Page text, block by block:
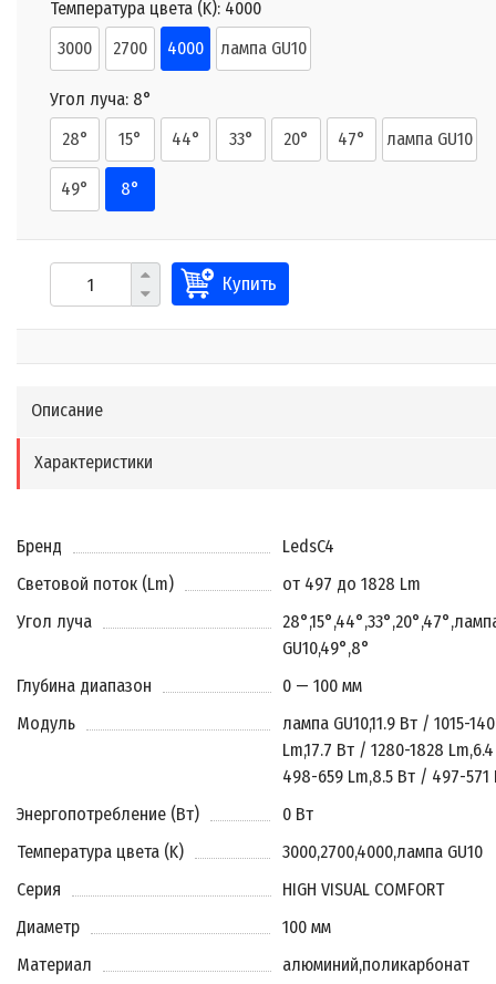
Температура цвета (K): 4000
3000
2700 4000 лампа GU10
Угол луча: 8°
28°
15° 44° 33° 20° 47° лампа GU10
49° 8°
Купить
Описание
Характеристики
Бренд
LedsC4
Световой поток (Lm)
от 497 до 1828 Lm
Угол луча
28°15°,44°,33°,20°,47°,
GU10,49°,8°
Глубина диапазон
0 — 100 мм
Модуль
лампа GU10,11.9 Вт / 1015-
Lm17.7 Вт / 1280-1828 Lm,
498-659 Lm,8.5 Вт / 497-571
Энергопотребление (Вт)
0 Вт
Температура цвета (K)
3000,2700,4000,лампа GU10
Серия
HIGH VISUAL COMFORT
Диаметр
100 мм
Материал
алюминий,поликарбонат